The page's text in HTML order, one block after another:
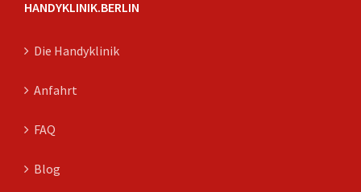
HANDYKLINIK.BERLIN
Die Handyklinik
Anfahrt
FAQ
Blog